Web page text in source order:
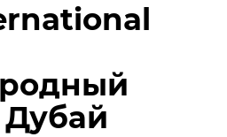
Дубай